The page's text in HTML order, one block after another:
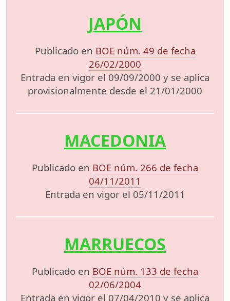
JAPÓN
Publicado en BOE núm. 49 de fecha
26/02/2000
Entrada en vigor el 09/09/2000 y se aplica
provisionalmente desde el 21/01/2000
MACEDONIA
Publicado en BOE núm. 266 de fecha
04/11/2011
Entrada en vigor el 05/11/2011
MARRUECOS
Publicado en BOE núm. 133 de fecha
02/06/2004
Entrada en vigor el 07/04/2010 y se aplica